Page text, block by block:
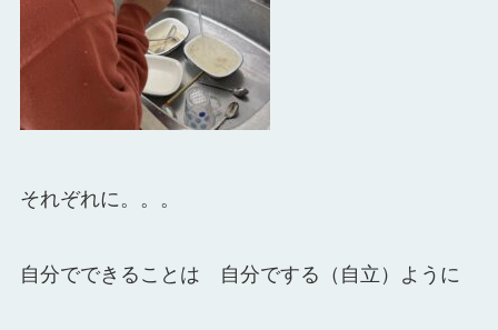
それぞれに。。。
自分でできることは 自分でする（自立）ように